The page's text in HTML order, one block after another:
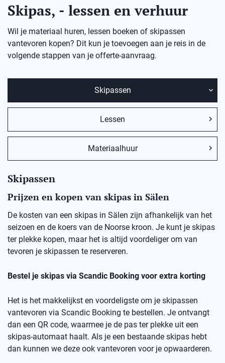
Skipas, - lessen en verhuur
Wil je materiaal huren, lessen boeken of skipassen
vantevoren kopen? Dit kun je toevoegen aan je reis in de
volgende stappen van je offerte-aanvraag.
Skipassen
Lessen
Materiaalhuur
Skipassen
Prijzen en kopen van skipas in Sälen
De kosten van een skipas in Sälen zijn afhankelijk van het
seizoen en de koers van de Noorse kroon. Je kunt je skipas
ter plekke kopen, maar het is altijd voordeliger om van
tevoren je skipassen te reserveren.
Bestel je skipas via Scandic Booking voor extra korting
Het is het makkelijkst en voordeligste om je skipassen
vantevoren via Scandic Booking te bestellen. Je ontvangt
dan een QR code, waarmee je de pas ter plekke uit een
skipas-automaat haalt. Als je een bestaande skipas hebt
dan kunnen we deze ook vantevoren voor je opwaarderen.